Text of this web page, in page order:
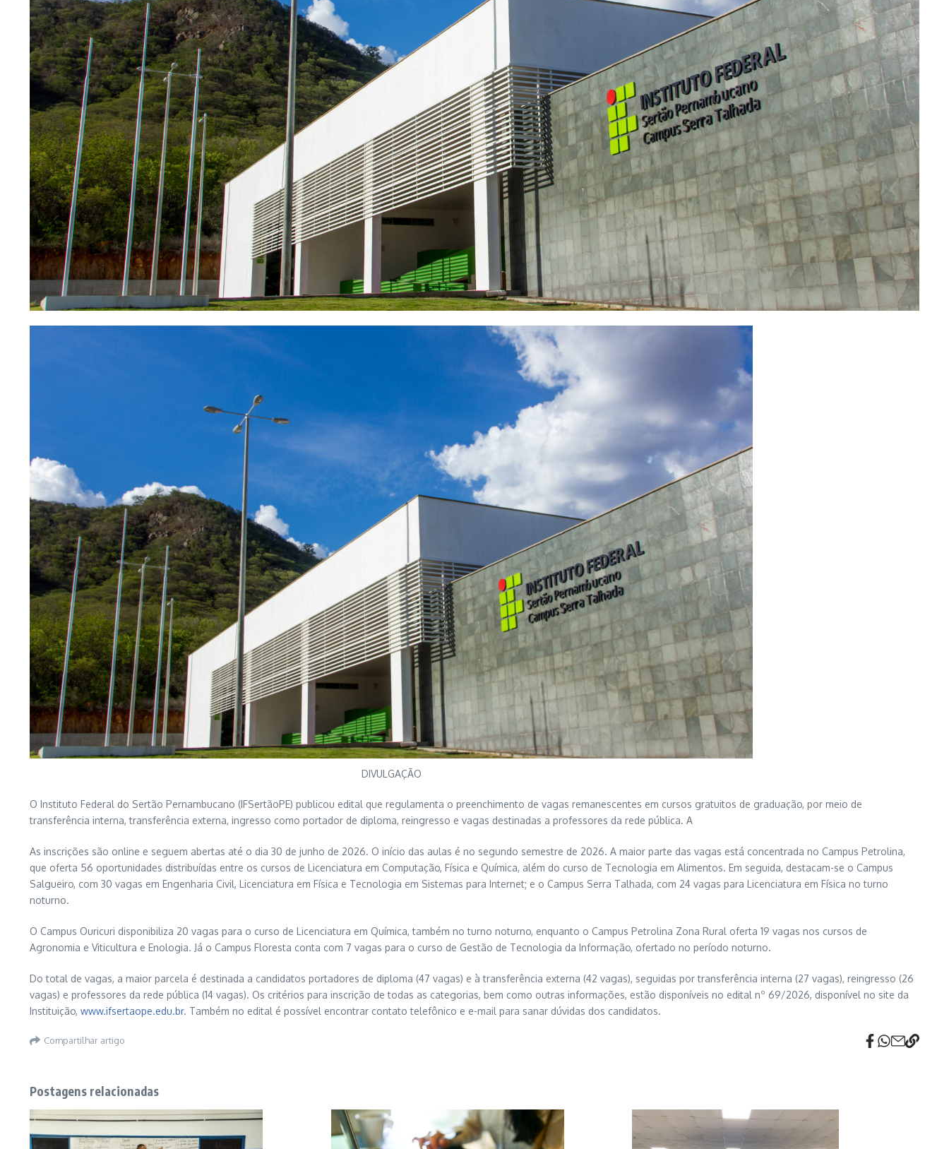
DIVULGAÇÃO
O Instituto Federal do Sertão Pernambucano (IFSertãoPE) publicou edital que regulamenta o preenchimento de vagas remanescentes em cursos gratuitos de graduação, por meio de
transferência interna, transferência externa, ingresso como portador de diploma, reingresso e vagas destinadas a professores da rede pública. A
As inscrições são online e seguem abertas até o dia 30 de junho de 2026. O início das aulas é no segundo semestre de 2026. A maior parte das vagas está concentrada no Campus Petrolina,
que oferta 56 oportunidades distribuídas entre os cursos de Licenciatura em Computação, Física e Química, além do curso de Tecnologia em Alimentos. Em seguida, destacam-se o Campus
Salgueiro, com 30 vagas em Engenharia Civil, Licenciatura em Física e Tecnologia em Sistemas para Internet; e o Campus Serra Talhada, com 24 vagas para Licenciatura em Física no turno
noturno.
O Campus Ouricuri disponibiliza 20 vagas para o curso de Licenciatura em Química, também no turno noturno, enquanto o Campus Petrolina Zona Rural oferta 19 vagas nos cursos de
Agronomia e Viticultura e Enologia. Já o Campus Floresta conta com 7 vagas para o curso de Gestão de Tecnologia da Informação, ofertado no período noturno.
Do total de vagas, a maior parcela é destinada a candidatos portadores de diploma (47 vagas) e à transferência externa (42 vagas), seguidas por transferência interna (27 vagas), reingresso (26
vagas) e professores da rede pública (14 vagas). Os critérios para inscrição de todas as categorias, bem como outras informações, estão disponíveis no edital nº 69/2026, disponível no site da
Instituição, www.ifsertaope.edu.br. Também no edital é possível encontrar contato telefônico e e-mail para sanar dúvidas dos candidatos.
Compartilhar artigo
Postagens relacionadas